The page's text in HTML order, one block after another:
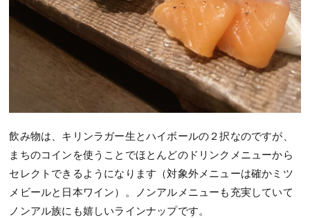
飲み物は、キリンラガー生とハイボールの２択なのですが、
まちのコインを使うことでほとんどのドリンクメニューから
セレクトできるようになります（対象外メニューは確かミツ
メビールと日本ワイン）。ノンアルメニューも充実していて
ノンアル族にも嬉しいラインナップです。